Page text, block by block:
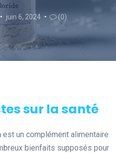
juin 6, 2024 (0)
sur la santé
est un complément alimentaire
bienfaits supposés pour